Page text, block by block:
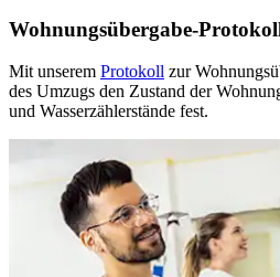
Wohnungsübergabe-
Mit unserem Protokoll zur
des Umzugs den Zustand der
und Wasserzählerstände fest.